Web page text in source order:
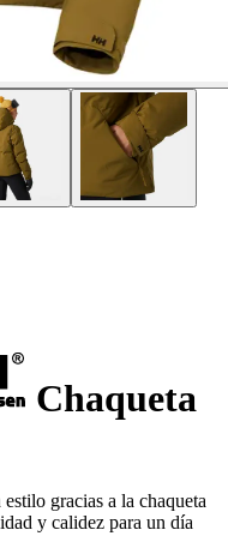
Chaqueta
gracias a la chaqueta
y calidez para un día